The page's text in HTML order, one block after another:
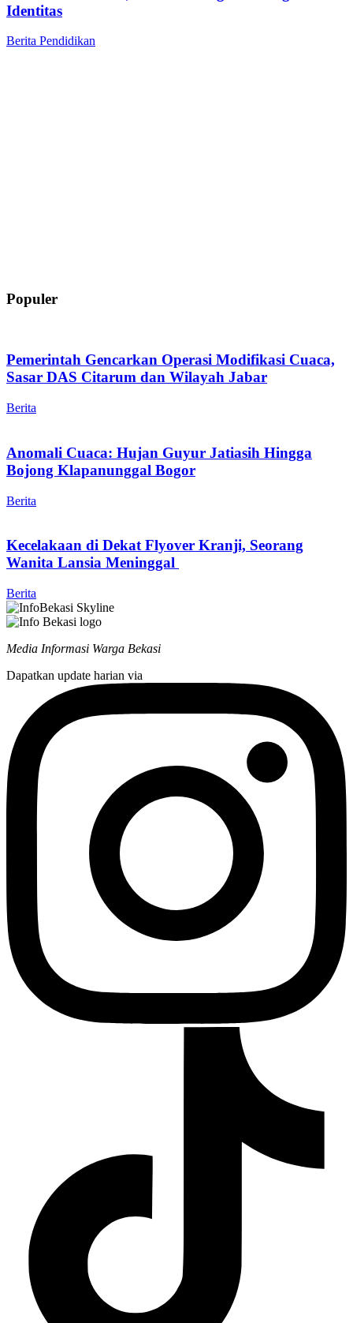
Identitas
Berita Pendidikan
Populer
Pemerintah Gencarkan Operasi Modifikasi Cuaca,
Sasar DAS Citarum dan Wilayah Jabar
Berita
Anomali Cuaca: Hujan Guyur Jatiasih Hingga
Bojong Klapanunggal Bogor
Berita
Kecelakaan di Dekat Flyover Kranji, Seorang
Wanita Lansia Meninggal
Berita
Media Informasi Warga Bekasi
Dapatkan update harian via